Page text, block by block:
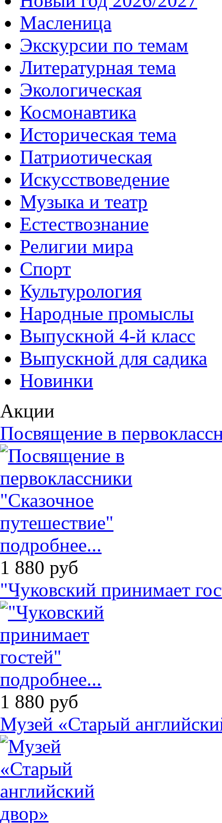
Масленица
Экскурсии по темам
Литературная тема
Экологическая
Космонавтика
Историческая тема
Патриотическая
Искусствоведение
Музыка и театр
Естествознание
Религии мира
Спорт
Культурология
Народные промыслы
Выпускной 4-й класс
Выпускной для садика
Новинки
Акции
Посвящение в
подробнее...
1 880 руб
"Чуковский принимает
подробнее...
1 880 руб
Музей «Старый